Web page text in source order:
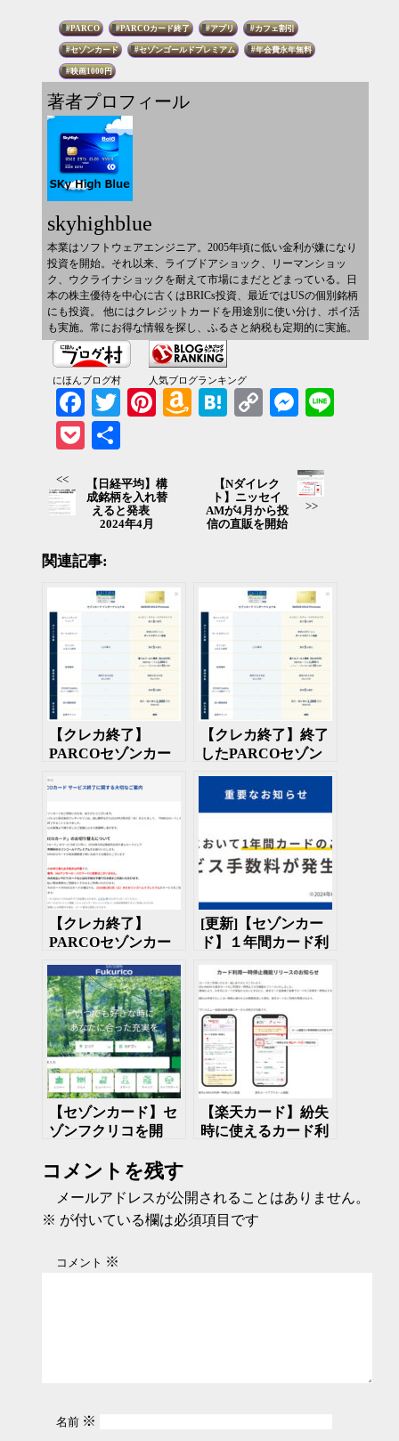
PARCO PARCOカード終了 アプリ カフェ割引
セゾンカード セゾンゴールドプレミアム 年会費永年無料
映画1000円
著者プロフィール
skyhighblue
本業はソフトウェアエンジニア。2005年頃に低い金利が嫌になり
投資を開始。それ以来、ライブドアショック、リーマンショッ
ク、ウクライナショックを耐えて市場にまだとどまっている。日
本の株主優待を中心に古くはBRICs投資、最近ではUSの個別銘柄
にも投資。 他にはクレジットカードを用途別に使い分け、ポイ活
も実施。常にお得な情報を探し、ふるさと納税も定期的に実施。
にほんブログ村 人気ブログランキング
FacebookTwitter PinterestAmazonHatena
Copy
Messenger
Pocket
<<
【日経平均】構
成銘柄を入れ替
えると発表
2024年4月
【Nダイレク
ト】ニッセイ
AMが4月から投
信の直販を開始
>>
関連記事:
【クレカ終了】
PARCOセゾンカー
ードは「来ない」
【クレカ終了】終了
したPARCOセゾン
ンジは使えない
【クレカ終了】
PARCOセゾンカー
ドのサービスは充
実！？
[更新]【セゾンカー
ド】１年間カード利
ービス手数料徴収
へ
【セゾンカード】セ
ゾンフクリコを開
ルド以上の会員に提
【楽天カード】紛失
時に使えるカード利
コメントを残す
メールアドレスが公開されることはありません。
※ が付いている欄は必須項目です
コメント ※
名前 ※